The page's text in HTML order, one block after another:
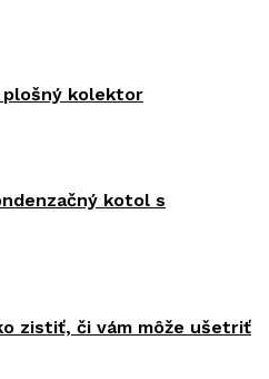
plošný kolektor
kotol s
zistiť, či vám môže ušetriť